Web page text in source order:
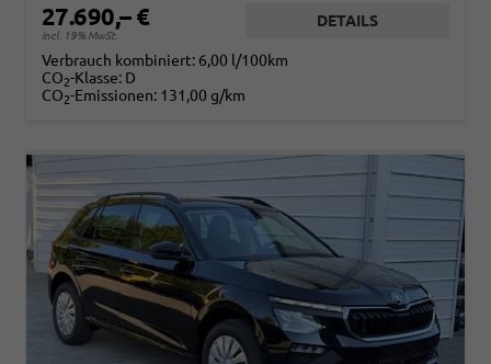
27.690,– €
incl. 19% MwSt.
DETAILS
Verbrauch kombiniert: 6,00 l/100km
CO2-Klasse: D
CO2-Emissionen: 131,00 g/km